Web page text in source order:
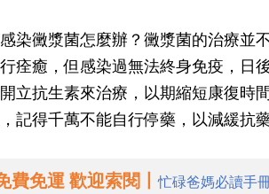
染黴漿菌怎麼辦？黴漿菌的治療並
痊癒，但感染過無法終身免疫，日
立抗生素來治療，以期縮短康復時
記得千萬不能自行停藥，以減緩抗藥
費免運 歡迎索閱丨忙碌爸媽必讀手